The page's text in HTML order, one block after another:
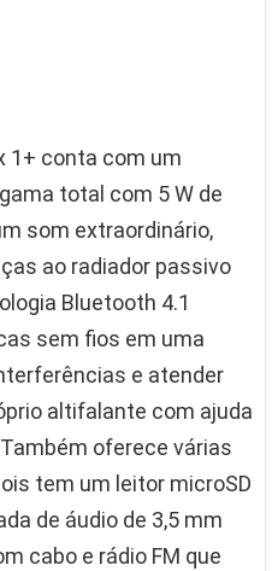
1+ conta com um
total com 5 W de
som extraordinário,
ao radiador passivo
Bluetooth 4.1
sem fios em uma
e atender
altifalante com ajuda
oferece várias
tem um leitor microSD
de áudio de 3,5 mm
cabo e rádio FM que